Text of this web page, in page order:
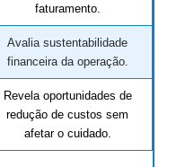
faturamento.
Avalia sustentabilidade
financeira da operação.
Revela oportunidades de
redução de custos sem
afetar o cuidado.